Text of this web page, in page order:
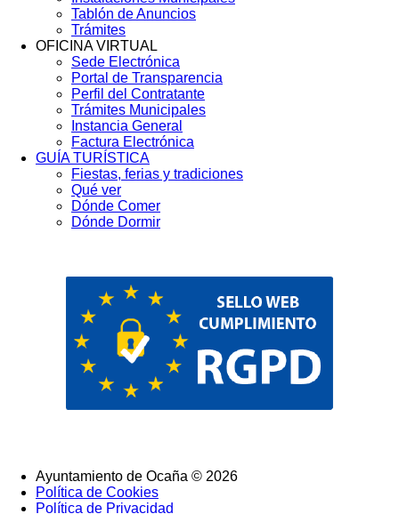
Tablón de Anuncios
Trámites
OFICINA VIRTUAL
Sede Electrónica
Portal de Transparencia
Perfil del Contratante
Trámites Municipales
Instancia General
Factura Electrónica
GUÍA TURÍSTICA
Fiestas, ferias y tradiciones
Qué ver
Dónde Comer
Dónde Dormir
SubFooter
Ayuntamiento de Ocaña © 2026
Política de Cookies
Política de Privacidad